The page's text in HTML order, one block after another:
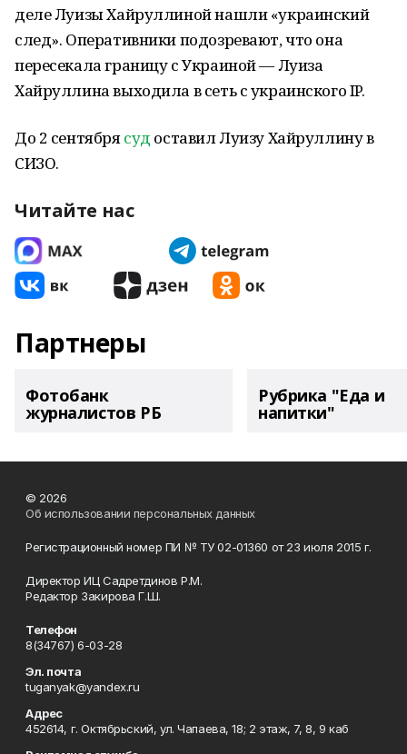
деле Луизы Хайруллиной нашли «украинский
след». Оперативники подозревают, что она
пересекала границу с Украиной — Луиза
Хайруллина выходила в сеть с украинского IP.
До 2 сентябрясуд оставил Луизу Хайруллину в
СИЗО.
Читайте нас
Партнеры
Фотобанк
журналистов РБ
Рубрика "Еда и
напитки"
© 2026
Об использовании персональных данных
Регистрационный номер ПИ № ТУ 02-01360 от 23 июля 2015 г.
Директор ИЦ Садретдинов Р.М.
Редактор Закирова Г.Ш.
Телефон
8(34767) 6-03-28
Эл. почта
tuganyak@yandex.ru
Адрес
452614, г. Октябрьский, ул. Чапаева, 18; 2 этаж, 7, 8, 9 каб